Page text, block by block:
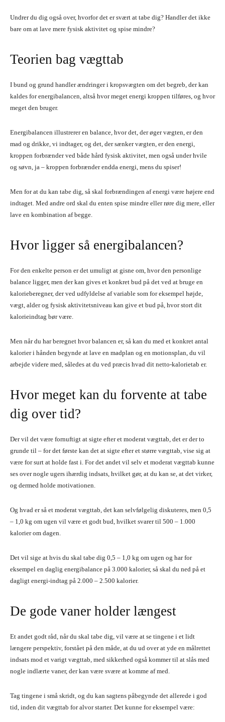
Undrer du dig også over, hvorfor det er svært at tabe dig? Handler det ikke
bare om at lave mere fysisk aktivitet og spise mindre?
Teorien bag vægttab
I bund og grund handler ændringer i kropsvægten om det begreb, der kan
kaldes for energibalancen, altså hvor meget energi kroppen tilføres, og hvor
meget den bruger.
Energibalancen illustrerer en balance, hvor det, der øger vægten, er den
mad og drikke, vi indtager, og det, der sænker vægten, er den energi,
kroppen forbrænder ved både hård fysisk aktivitet, men også under hvile
og søvn, ja – kroppen forbrænder endda energi, mens du spiser!
Men for at du kan tabe dig, så skal forbrændingen af energi være højere end
indtaget. Med andre ord skal du enten spise mindre eller røre dig mere, eller
lave en kombination af begge.
Hvor ligger så energibalancen?
For den enkelte person er det umuligt at gisne om, hvor den personlige
balance ligger, men der kan gives et konkret bud på det ved at bruge en
kalorieberegner, der ved udfyldelse af variable som for eksempel højde,
vægt, alder og fysisk aktivitetsniveau kan give et bud på, hvor stort dit
kalorieindtag bør være.
Men når du har beregnet hvor balancen er, så kan du med et konkret antal
kalorier i hånden begynde at lave en madplan og en motionsplan, du vil
arbejde videre med, således at du ved præcis hvad dit netto-kalorietab er.
Hvor meget kan du forvente at tabe
dig over tid?
Der vil det være fornuftigt at sigte efter et moderat vægttab, det er der to
grunde til – for det første kan det at sigte efter et større vægttab, vise sig at
være for surt at holde fast i. For det andet vil selv et moderat vægttab kunne
ses over nogle ugers ihærdig indsats, hvilket gør, at du kan se, at det virker,
og dermed holde motivationen.
Og hvad er så et moderat vægttab, det kan selvfølgelig diskuteres, men 0,5
– 1,0 kg om ugen vil være et godt bud, hvilket svarer til 500 – 1.000
kalorier om dagen.
Det vil sige at hvis du skal tabe dig 0,5 – 1,0 kg om ugen og har for
eksempel en daglig energibalance på 3.000 kalorier, så skal du ned på et
dagligt energi-indtag på 2.000 – 2.500 kalorier.
De gode vaner holder længest
Et andet godt råd, når du skal tabe dig, vil være at se tingene i et lidt
længere perspektiv, forstået på den måde, at du ud over at yde en målrettet
indsats mod et varigt vægttab, med sikkerhed også kommer til at slås med
nogle indlærte vaner, der kan være svære at komme af med.
Tag tingene i små skridt, og du kan sagtens påbegynde det allerede i god
tid, inden dit vægttab for alvor starter. Det kunne for eksempel være: